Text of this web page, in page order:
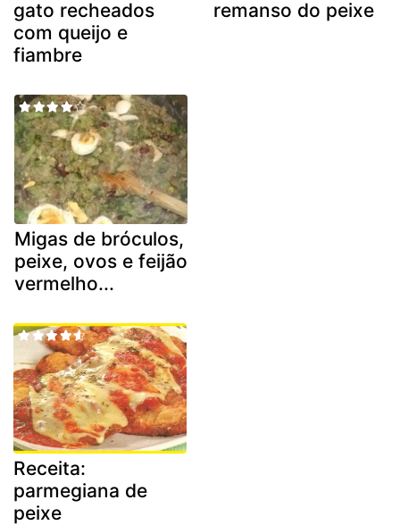
gato recheados
com queijo e
fiambre
remanso do peixe
Migas de bróculos,
peixe, ovos e feijão
vermelho...
Receita:
parmegiana de
peixe